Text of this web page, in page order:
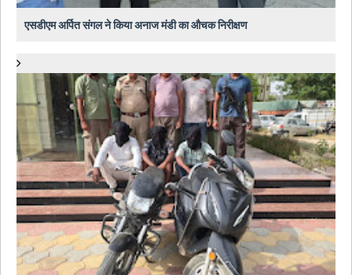
एसडीएम अर्पित संगल ने किया अनाज मंडी का औचक निरीक्षण